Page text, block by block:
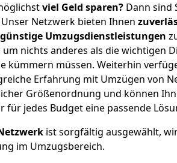
viel Geld sparen? Dann sind
Netzwerk bieten Ihnen
Umzugsdienstleistungen
um nichts anderes als die wichtigen
kümmern müssen. Weiterhin
Erfahrung mit Umzügen von
Größenordnung und können
für jedes Budget eine passende
ist sorgfältig ausgewählt,
im Umzugsbereich.